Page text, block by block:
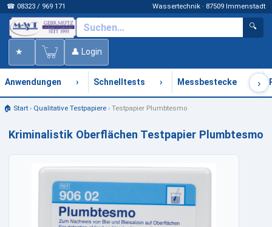
☎ 08323 / 969 171 Wassertechnik · 87509 Immenstadt
🔍
★ 👤 Login
Anwendungen › Schnelltests › Messbestecke ›
🏠 Start› Qualitative Testpapiere› Testpapier Plumbtesmo
Kriminalistik Oberflächen Testpapier Plumbtesmo